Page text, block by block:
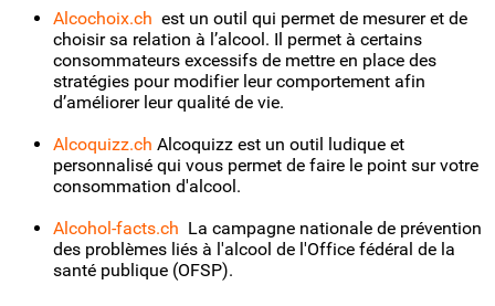
Alcochoix.ch est un outil qui permet de mesurer et de
choisir sa relation à l’alcool. Il permet à certains
consommateurs excessifs de mettre en place des
stratégies pour modifier leur comportement afin
d’améliorer leur qualité de vie.
Alcoquizz.ch Alcoquizz est un outil ludique et
personnalisé qui vous permet de faire le point sur votre
consommation d'alcool.
Alcohol-facts.ch La campagne nationale de prévention
des problèmes liés à l'alcool de l'Office fédéral de la
santé publique (OFSP).